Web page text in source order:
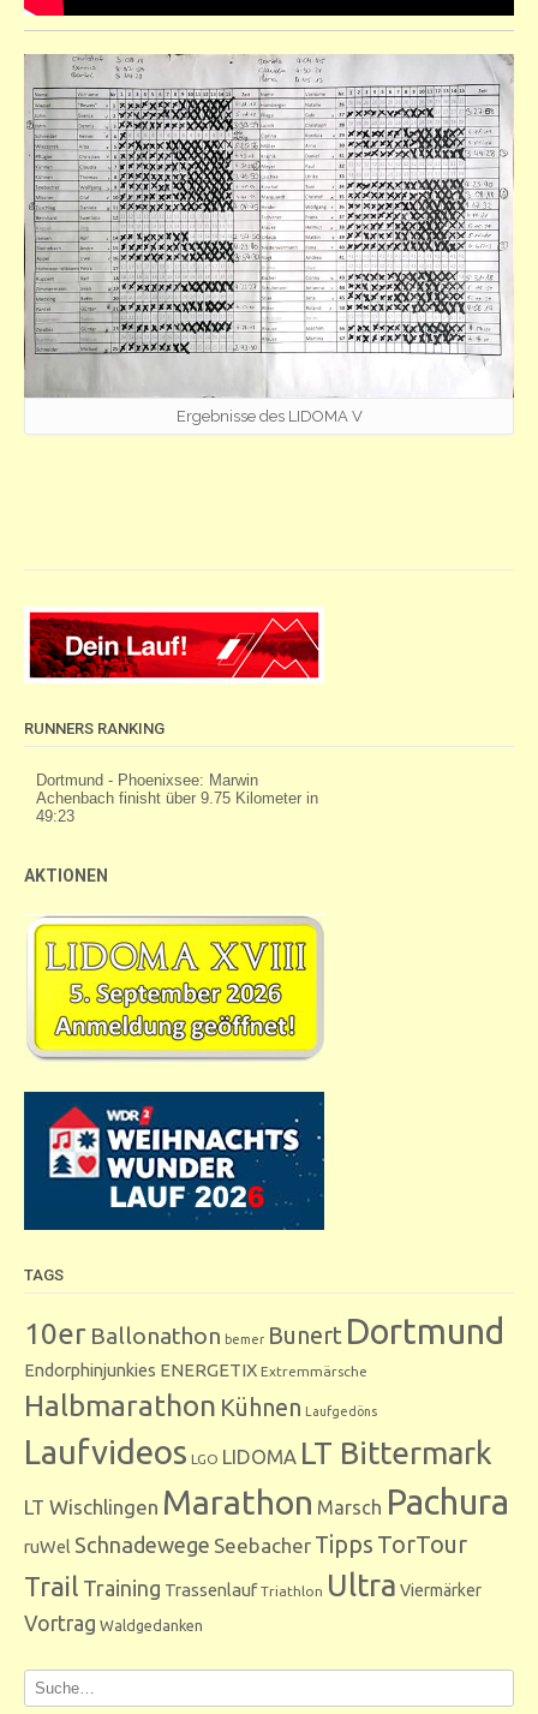
Ergebnisse des LIDOMA V
RUNNERS RANKING
AKTIONEN
TAGS
10er Ballonathon bemer Bunert Dortmund
Endorphinjunkies ENERGETIX Extremmärsche
Halbmarathon Kühnen Laufgedöns
Laufvideos LGO LIDOMA LT Bittermark
LT Wischlingen Marathon Marsch Pachura
ruWel Schnadewege Seebacher Tipps TorTour
Trail Training Trassenlauf Triathlon Ultra Viermärker
Vortrag Waldgedanken